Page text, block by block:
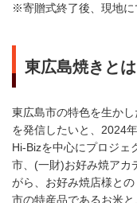
※寄贈式終了後、現地
東広島焼きとは
東広島市の特色を生か
を発信したいと、2024
Hi-Bizを中心にプロジェ
市、(一財)お好み焼アカ
がら、お好み焼店様と
市の特産品であるお米